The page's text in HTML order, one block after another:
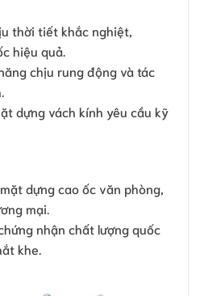
thời tiết khắc nghiệt,
hiệu quả.
chịu rung động và tác
dựng vách kính yêu cầu kỹ
dựng cao ốc văn phòng,
mại.
nhận chất lượng quốc
khe.